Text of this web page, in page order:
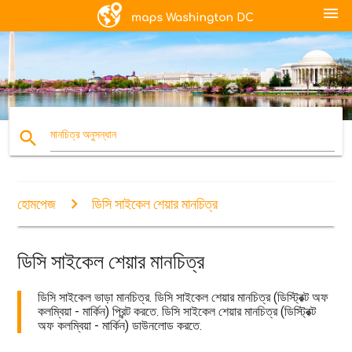
menu
search মানচিত্র অনুসন্ধান
হোমপেজ ডিসি সাইকেল শেয়ার মানচিত্র
ডিসি সাইকেল শেয়ার মানচিত্র
ডিসি সাইকেল ভাড়া মানচিত্র. ডিসি সাইকেল শেয়ার মানচিত্র (ডিস্ট্রিক্ট অফ
কলম্বিয়া - মার্কিন) প্রিন্ট করতে. ডিসি সাইকেল শেয়ার মানচিত্র (ডিস্ট্রিক্ট
অফ কলম্বিয়া - মার্কিন) ডাউনলোড করতে.